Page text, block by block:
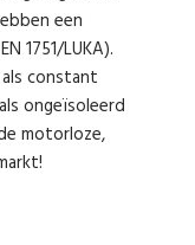
een
1751/LUKA).
constant
ongeïsoleerd
motorloze,